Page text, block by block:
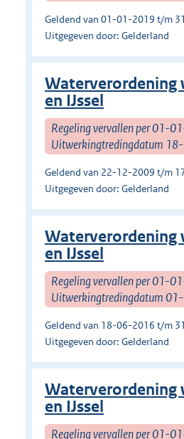
Geldend van 01-01-2019 t/m
Uitgegeven door: Gelderland
Waterverordening
en IJssel
Regeling vervallen per 01-
Uitwerkingtredingdatum
Geldend van 22-12-2009 t/m
Uitgegeven door: Gelderland
Waterverordening
en IJssel
Regeling vervallen per 01-
Uitwerkingtredingdatum
Geldend van 18-06-2016 t/m
Uitgegeven door: Gelderland
Waterverordening
en IJssel
Regeling vervallen per 01-